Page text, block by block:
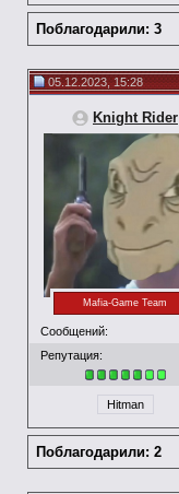
Поблагодарили: 3
05.12.2023, 15:28
Knight Rider
Mafia-Game Team
Сообщений:
Репутация:
Hitman
Поблагодарили: 2